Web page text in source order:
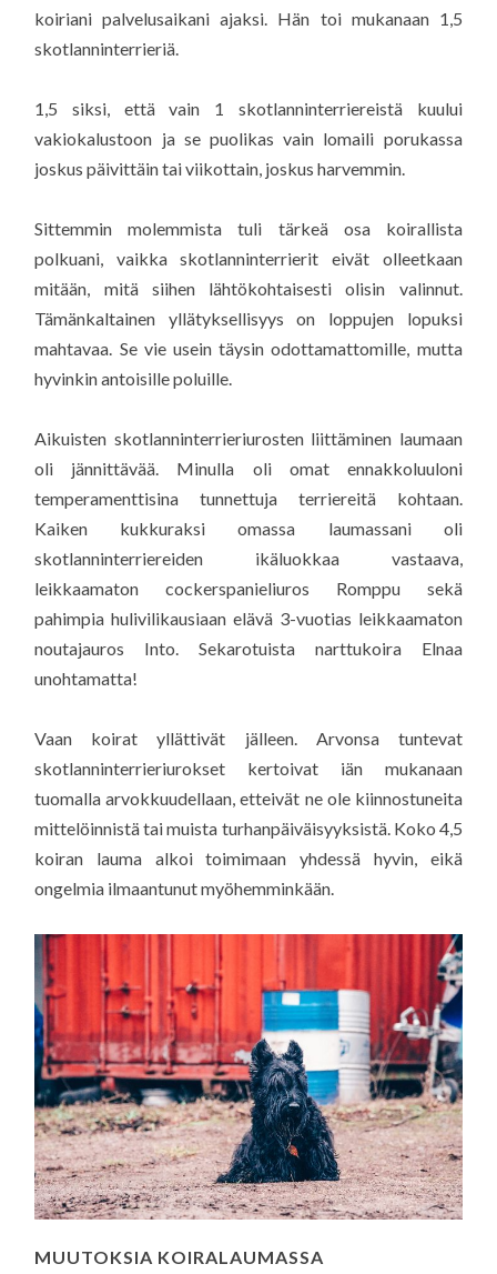
koiriani palvelusaikani ajaksi. Hän toi mukanaan 1,5
skotlanninterrieriä.
1,5 siksi, että vain 1 skotlanninterriereistä kuului
vakiokalustoon ja se puolikas vain lomaili porukassa
joskus päivittäin tai viikottain, joskus harvemmin.
Sittemmin molemmista tuli tärkeä osa koirallista
polkuani, vaikka skotlanninterrierit eivät olleetkaan
mitään, mitä siihen lähtökohtaisesti olisin valinnut.
Tämänkaltainen yllätyksellisyys on loppujen lopuksi
mahtavaa. Se vie usein täysin odottamattomille, mutta
hyvinkin antoisille poluille.
Aikuisten skotlanninterrieriurosten liittäminen laumaan
oli jännittävää. Minulla oli omat ennakkoluuloni
temperamenttisina tunnettuja terriereitä kohtaan.
Kaiken kukkuraksi omassa laumassani oli
skotlanninterriereiden ikäluokkaa vastaava,
leikkaamaton cockerspanieliuros Romppu sekä
pahimpia hulivilikausiaan elävä 3-vuotias leikkaamaton
noutajauros Into. Sekarotuista narttukoira Elnaa
unohtamatta!
Vaan koirat yllättivät jälleen. Arvonsa tuntevat
skotlanninterrieriurokset kertoivat iän mukanaan
tuomalla arvokkuudellaan, etteivät ne ole kiinnostuneita
mittelöinnistä tai muista turhanpäiväisyyksistä. Koko 4,5
koiran lauma alkoi toimimaan yhdessä hyvin, eikä
ongelmia ilmaantunut myöhemminkään.
MUUTOKSIA KOIRALAUMASSA